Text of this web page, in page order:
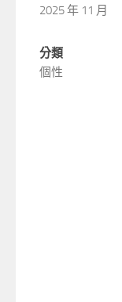
2025 年 11 月
分類
個性